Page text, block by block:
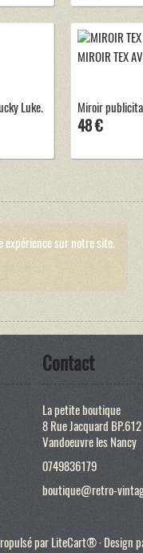
Luke.
MIROIR TEX
Miroir
48 €
sur notre site.
Contact
La petite boutique
8 Rue Jacquard
Vandoeuvre les Nancy
0749836179
boutique@retro-
par LiteCart®· Design